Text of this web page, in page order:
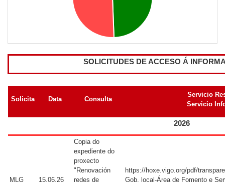
SOLICITUDES DE ACCESO Á
Solicita Data Consulta
Servicio
Servicio
2026
MLG 15.06.26
Copia do
expediente do
proxecto
"Renovación
redes de
https://hoxe.vigo.org/pdf/
Gob. local-Área de Fomento e